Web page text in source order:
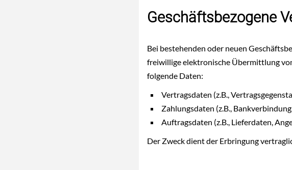
Geschäftsbezogene
Bei bestehenden oder neuen
freiwillige elektronische Übermittlung
folgende Daten:
Vertragsdaten (z.B.,
Zahlungsdaten (z.B.,
Auftragsdaten (z.B., Lieferdaten,
Der Zweck dient der Erbringung